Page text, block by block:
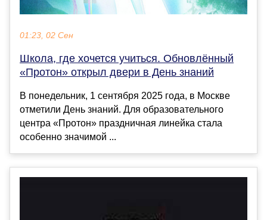
01:23, 02 Сен
Школа, где хочется учиться. Обновлённый
«Протон» открыл двери в День знаний
В понедельник, 1 сентября 2025 года, в Москве
отметили День знаний. Для образовательного
центра «Протон» праздничная линейка стала
особенно значимой ...